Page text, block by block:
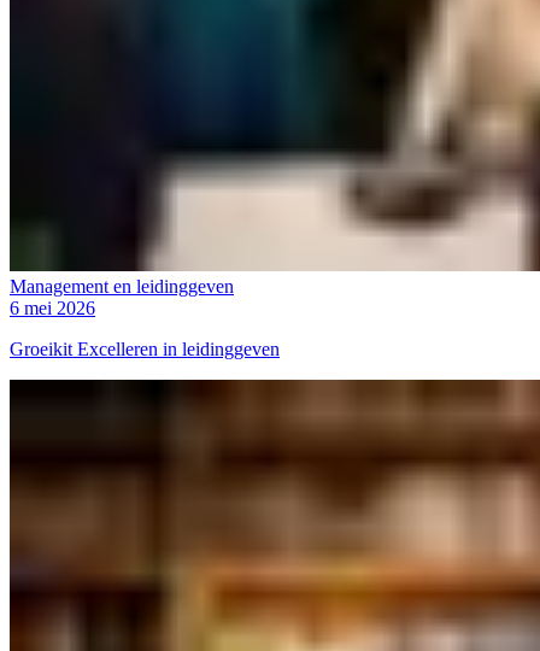
Management en leidinggeven
6 mei 2026
Groeikit Excelleren in leidinggeven